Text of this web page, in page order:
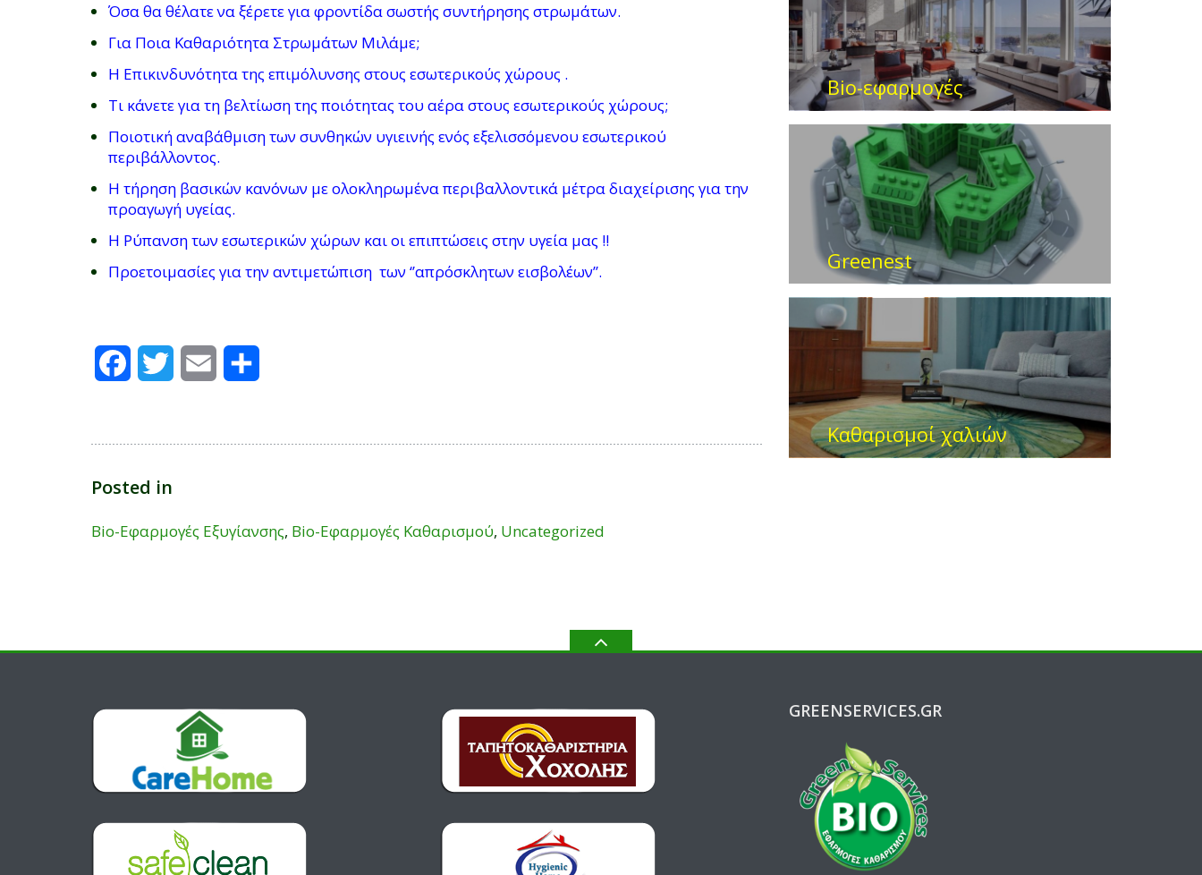
Όσα θα θέλατε να ξέρετε για φροντίδα σωστής συντήρησης στρωμάτων.
Για Ποια Καθαριότητα Στρωμάτων Μιλάμε;
Η Επικινδυνότητα της επιμόλυνσης στους εσωτερικούς χώρους .
Τι κάνετε για τη βελτίωση της ποιότητας του αέρα στους εσωτερικούς χώρους;
Ποιοτική αναβάθμιση των συνθηκών υγιεινής ενός εξελισσόμενου εσωτερικού
περιβάλλοντος.
Η τήρηση βασικών κανόνων με ολοκληρωμένα περιβαλλοντικά μέτρα διαχείρισης για την
προαγωγή υγείας.
Η Ρύπανση των εσωτερικών χώρων και οι επιπτώσεις στην υγεία μας !!
Προετοιμασίες για την αντιμετώπιση των ‘’απρόσκλητων εισβολέων’’.
FacebookTwitter Email
Posted in
Bio-Εφαρμογές Εξυγίανσης, Bio-Εφαρμογές Καθαρισμού, Uncategorized
GREENSERVICES.GR